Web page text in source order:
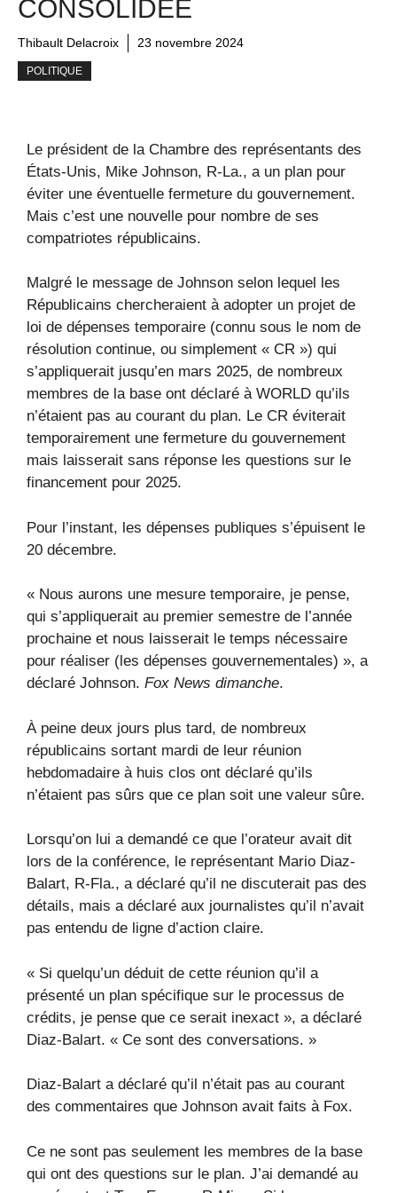
CONSOLIDÉE
Thibault Delacroix 23 novembre 2024
POLITIQUE
Le président de la Chambre des représentants des
États-Unis, Mike Johnson, R-La., a un plan pour
éviter une éventuelle fermeture du gouvernement.
Mais c’est une nouvelle pour nombre de ses
compatriotes républicains.
Malgré le message de Johnson selon lequel les
Républicains chercheraient à adopter un projet de
loi de dépenses temporaire (connu sous le nom de
résolution continue, ou simplement « CR ») qui
s’appliquerait jusqu’en mars 2025, de nombreux
membres de la base ont déclaré à WORLD qu’ils
n’étaient pas au courant du plan. Le CR éviterait
temporairement une fermeture du gouvernement
mais laisserait sans réponse les questions sur le
financement pour 2025.
Pour l’instant, les dépenses publiques s’épuisent le
20 décembre.
« Nous aurons une mesure temporaire, je pense,
qui s’appliquerait au premier semestre de l’année
prochaine et nous laisserait le temps nécessaire
pour réaliser (les dépenses gouvernementales) », a
déclaré Johnson. Fox News dimanche.
À peine deux jours plus tard, de nombreux
républicains sortant mardi de leur réunion
hebdomadaire à huis clos ont déclaré qu’ils
n’étaient pas sûrs que ce plan soit une valeur sûre.
Lorsqu’on lui a demandé ce que l’orateur avait dit
lors de la conférence, le représentant Mario Diaz-
Balart, R-Fla., a déclaré qu’il ne discuterait pas des
détails, mais a déclaré aux journalistes qu’il n’avait
pas entendu de ligne d’action claire.
« Si quelqu’un déduit de cette réunion qu’il a
présenté un plan spécifique sur le processus de
crédits, je pense que ce serait inexact », a déclaré
Diaz-Balart. « Ce sont des conversations. »
Diaz-Balart a déclaré qu’il n’était pas au courant
des commentaires que Johnson avait faits à Fox.
Ce ne sont pas seulement les membres de la base
qui ont des questions sur le plan. J’ai demandé au